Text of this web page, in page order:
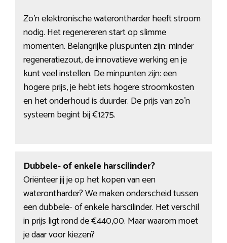
Zo’n elektronische waterontharder heeft stroom
nodig. Het regenereren start op slimme
momenten. Belangrijke pluspunten zijn: minder
regeneratiezout, de innovatieve werking en je
kunt veel instellen. De minpunten zijn: een
hogere prijs, je hebt iets hogere stroomkosten
en het onderhoud is duurder. De prijs van zo’n
systeem begint bij €1275.
Dubbele- of enkele harscilinder?
Oriënteer jij je op het kopen van een
waterontharder? We maken onderscheid tussen
een dubbele- of enkele harscilinder. Het verschil
in prijs ligt rond de €440,00. Maar waarom moet
je daar voor kiezen?